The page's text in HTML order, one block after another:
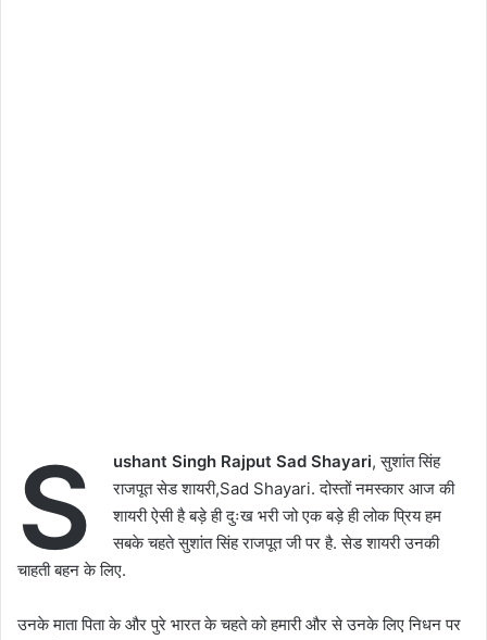
S ushant Singh Rajput Sad Shayari, सुशांत सिंह
राजपूत सेड शायरी,Sad Shayari. दोस्तों नमस्कार आज की
शायरी ऐसी है बड़े ही दुःख भरी जो एक बड़े ही लोक प्रिय हम
सबके चहते सुशांत सिंह राजपूत जी पर है. सेड शायरी उनकी
चाहती बहन के लिए.
उनके माता पिता के और पुरे भारत के चहते को हमारी और से उनके लिए निधन पर